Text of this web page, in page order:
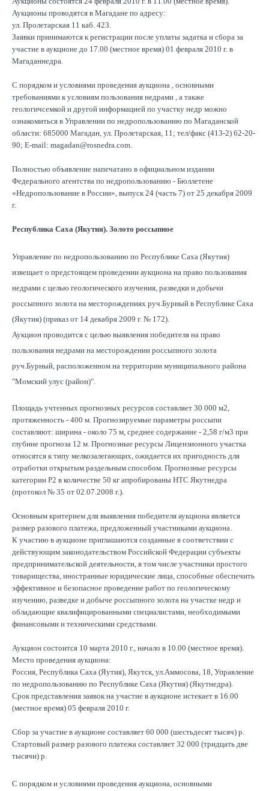
Аукционы проводятся в Магадане по адресу:
ул. Пролетарская 11 каб. 423.
Заявки принимаются к регистрации после уплаты задатка и сбора за
участие в аукционе до 17.00 (местное время) 01 февраля 2010 г. в
Магаданнедра.
С порядком и условиями проведения аукциона , основными
требованиями к условиям пользования недрами , а также
геологичсемкой и другой информацией по участку недр можно
ознакомиться в Управлении по недропользованию по Магаданской
области: 685000 Магадан, ул. Пролетарская, 11; тел/факс (413-2) 62-20-
90; E-mail: magadan@rosnedra.com.
Полностью объявление напечатано в официальном издании
Федерального агентства по недропользованию - Бюллетене
«Недропользование в России», выпуск 24 (часть 7) от 25 декабря 2009
г.
Республика Саха (Якутия). Золото россыпное
Управление по недропользованию по Республике Саха (Якутия)
извещает о предстоящем проведении аукциона на право пользования
недрами с целью геологического изучения, разведки и добычи
россыпного золота на месторождениях руч.Бурный в Республике Саха
(Якутия) (приказ от 14 декабря 2009 г. № 172).
Аукцион проводится с целью выявления победителя на право
пользования недрами на месторождении россыпного золота
руч.Бурный, расположенном на территории муниципального района
"Момский улус (район)".
Площадь учтенных прогнозных ресурсов составляет 30 000 м2,
протяженность - 400 м. Прогнозируемые параметры россыпи
составляют: ширина - около 75 м, среднее содержание - 2,58 г/м3 при
глубине прогноза 12 м. Прогнозные ресурсы Лицензионного участка
относятся к типу мелкозалегающих, ожидается их пригодность для
отработки открытым раздельным способом. Прогнозные ресурсы
категории Р2 в количестве 50 кг апробированы НТС Якутнедра
(протокол № 35 от 02.07.2008 г.).
Основным критерием для выявления победителя аукциона является
размер разового платежа, предложенный участниками аукциона.
К участию в аукционе приглашаются созданные в соответствии с
действующим законодательством Российской Федерации субъекты
предпринимательской деятельности, в том числе участники простого
товарищества, иностранные юридические лица, способные обеспечить
эффективное и безопасное проведение работ по геологическому
изучению, разведке и добыче россыпного золота на участке недр и
обладающие квалифицированными специалистами, необходимыми
финансовыми и техническими средствами.
Аукцион состоится 10 марта 2010 г., начало в 10.00 (местное время).
Место проведения аукциона:
Россия, Республика Саха (Яутия), Якутск, ул.Аммосова, 18, Управление
по недропользованию по Республике Саха (Якутия) (Якутнедра).
Срок представления заявок на участие в аукционе истекает в 16.00
(местное время) 05 февраля 2010 г.
Сбор за участие в аукционе составляет 60 000 (шестьдесят тысяч) р.
Стартовый размер разового платежа составляет 32 000 (тридцать две
тысячи) р.
С порядком и условиями проведения аукциона, основными